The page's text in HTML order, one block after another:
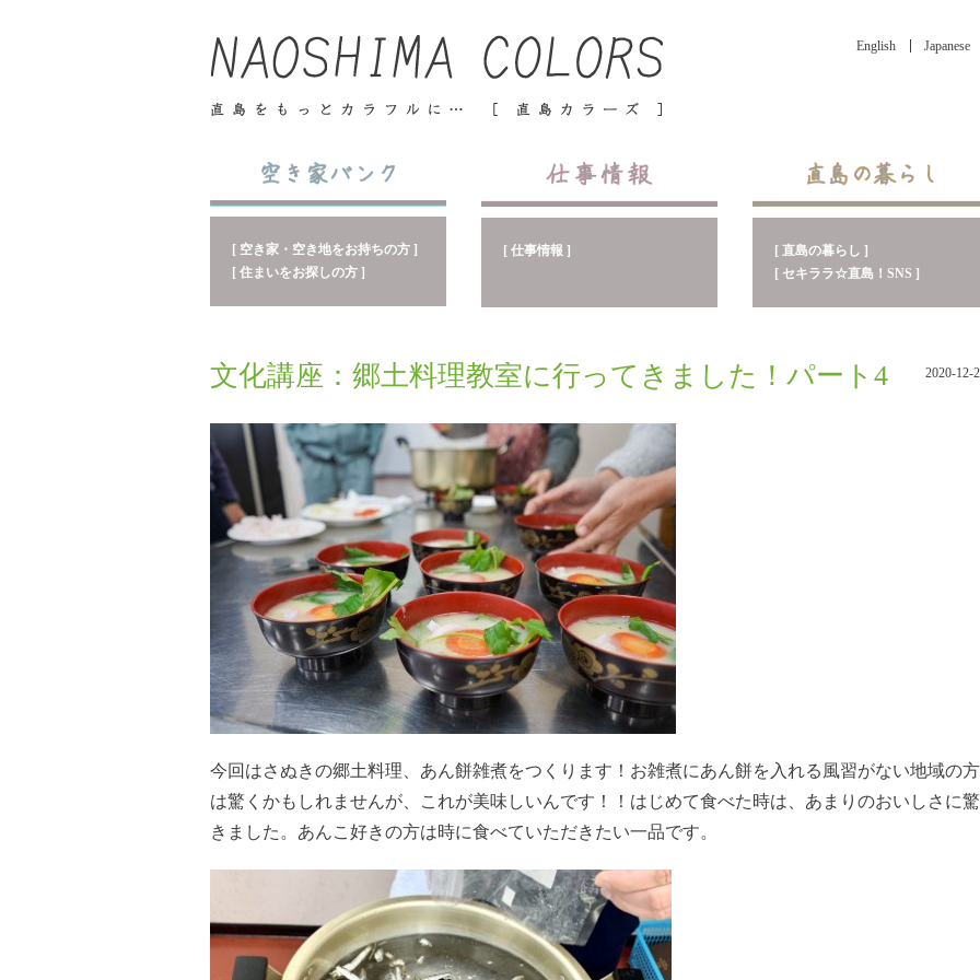
English Japanese
[ 空き家・空き地をお持ちの方 ]
[ 住まいをお探しの方 ]
[ 仕事情報 ]
[ 直島の暮らし ]
[ セキララ☆直島！SNS ]
文化講座：郷土料理教室に行ってきました！パート4 2020-12-
今回はさぬきの郷土料理、あん餅雑煮をつくります！お雑煮にあん餅を入れる風習がない地域の方
は驚くかもしれませんが、これが美味しいんです！！はじめて食べた時は、あまりのおいしさに驚
きました。あんこ好きの方は時に食べていただきたい一品です。